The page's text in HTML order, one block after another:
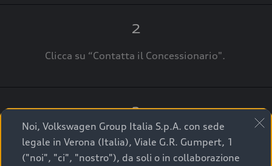
2
Clicca su “Contatta il Concessionario".
3
A breve verrai ricontattato dal Customer Care
Audi Center o direttamente dal Concessionario
Noi, Volkswagen Group Italia S.p.A. con sede
legale in Verona (Italia), Viale G.R. Gumpert, 1
("noi", "ci", "nostro"), da soli o in collaborazione